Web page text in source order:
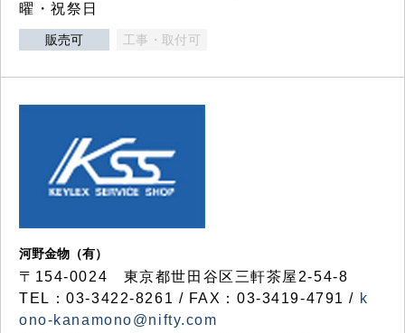
曜・祝祭日
販売可 工事・取付可
河野金物（有）
〒154-0024 東京都世田谷区三軒茶屋2-54-8
TEL：03-3422-8261 / FAX：03-3419-4791 / k
ono-kanamono@nifty.com